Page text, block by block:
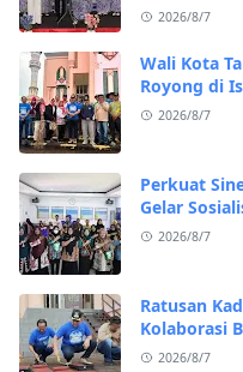
2026/8/7
Wali Kota
Royong di
2026/8/7
Perkuat
Gelar
2026/8/7
Ratusan
Kolaborasi
2026/8/7